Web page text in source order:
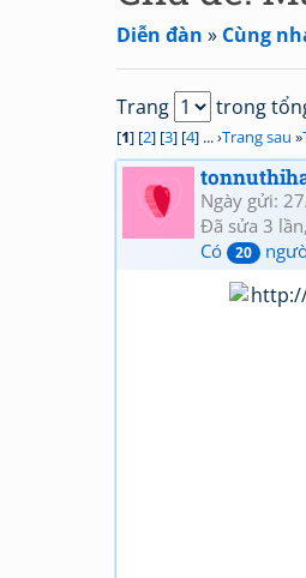
Diễn đàn » Cùng
Trang trong
[1] [2] [3] [4] ... ›Trang sau »
Ngày gửi:
Đã sửa 3
Có
20